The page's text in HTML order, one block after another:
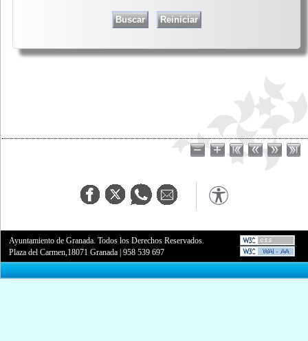
Ayuntamiento de Granada. Todos los Derechos Reservados.
Plaza del Carmen,18071 Granada |958 539 697